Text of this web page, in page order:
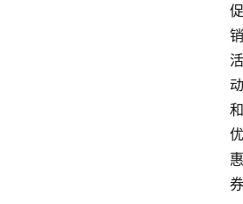
促
销
活
动
和
优
惠
券